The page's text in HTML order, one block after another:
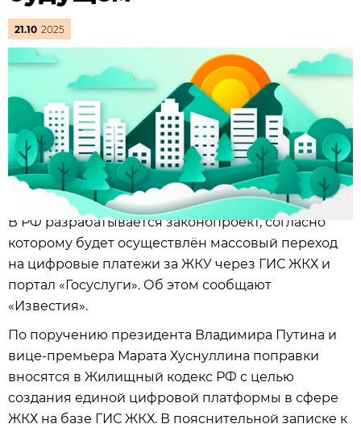
21.10 2025
В РФ разрабатывается законопроект, согласно
которому будет осуществлён массовый переход
на цифровые платежи за ЖКУ через ГИС ЖКХ и
портал «Госуслуги». Об этом сообщают
«Известия».
По поручению президента Владимира Путина и
вице-премьера Марата Хуснуллина поправки
вносятся в Жилищный кодекс РФ с целью
создания единой цифровой платформы в сфере
ЖКХ на базе ГИС ЖКХ. В пояснительной записке к